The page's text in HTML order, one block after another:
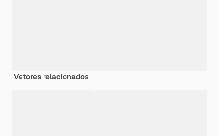
Vetores relacionados